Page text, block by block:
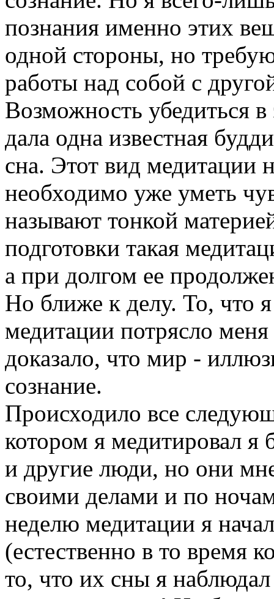
познания именно этих
одной стороны, но
работы над собой с
Возможность убедиться
дала одна известная
сна. Этот вид медитации
необходимо уже уметь
называют тонкой
подготовки такая
а при долгом ее
Но ближе к делу. То, что
медитации потрясло
доказало, что мир -
сознание.
Происходило все
котором я медитировал
и другие люди, но они
своими делами и по
неделю медитации я
(естественно в то время
то, что их сны я